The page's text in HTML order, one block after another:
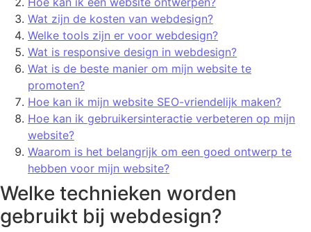
Wat zijn de kosten van webdesign?
Welke tools zijn er voor webdesign?
Wat is responsive design in webdesign?
Wat is de beste manier om mijn website te
promoten?
Hoe kan ik mijn website SEO-vriendelijk maken?
Hoe kan ik gebruikersinteractie verbeteren op mijn
website?
Waarom is het belangrijk om een goed ontwerp te
hebben voor mijn website?
Welke technieken worden
gebruikt bij webdesign?